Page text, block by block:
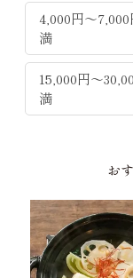
4,000円～7,000
満
15,000円～
満
お